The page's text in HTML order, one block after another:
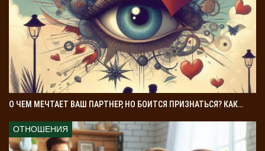
О ЧЕМ МЕЧТАЕТ ВАШ ПАРТНЕР, НО БОИТСЯ ПРИЗНАТЬСЯ? КАК…
ОТНОШЕНИЯ